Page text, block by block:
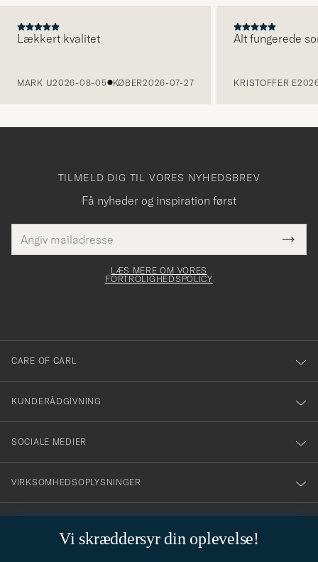
Lækkert kvalitet
MARK U2026-08-05 KØBER2026-07-27
Alt fungerede
KRISTOFFER E
Vi skræddersyr din oplevelse!
TILMELD DIG TIL VORES NYHEDSBREV
Få nyheder og inspiration først
mailadresse
skal
Tack
för
dig
till
vårt
nyhetsbrev!
LÆS MERE OM VORES
FORTROLIGHEDSPOLICY
CARE OF CARL
KUNDERÅDGIVNING
SOCIALE MEDIER
VIRKSOMHEDSOPLYSNINGER